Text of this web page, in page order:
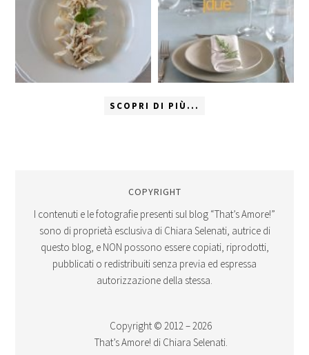
SCOPRI DI PIÙ...
COPYRIGHT
I contenuti e le fotografie presenti sul blog “That’s Amore!”
sono di proprietà esclusiva di Chiara Selenati, autrice di
questo blog, e NON possono essere copiati, riprodotti,
pubblicati o redistribuiti senza previa ed espressa
autorizzazione della stessa.
Copyright © 2012 – 2026
That’s Amore! di Chiara Selenati.